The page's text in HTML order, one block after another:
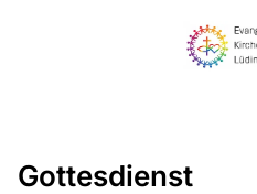
Gottesdienst